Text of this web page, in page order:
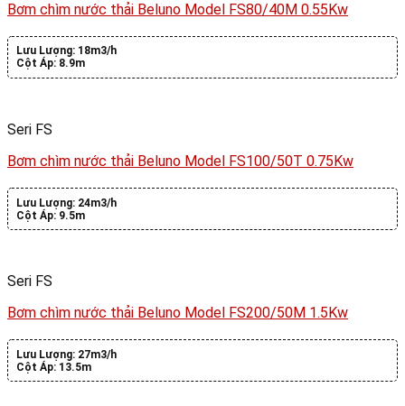
Bơm chìm nước thải Beluno Model FS80/40M 0.55Kw
Lưu Lượng: 18m3/h
Cột Áp: 8.9m
Seri FS
Bơm chìm nước thải Beluno Model FS100/50T 0.75Kw
Lưu Lượng: 24m3/h
Cột Áp: 9.5m
Seri FS
Bơm chìm nước thải Beluno Model FS200/50M 1.5Kw
Lưu Lượng: 27m3/h
Cột Áp: 13.5m